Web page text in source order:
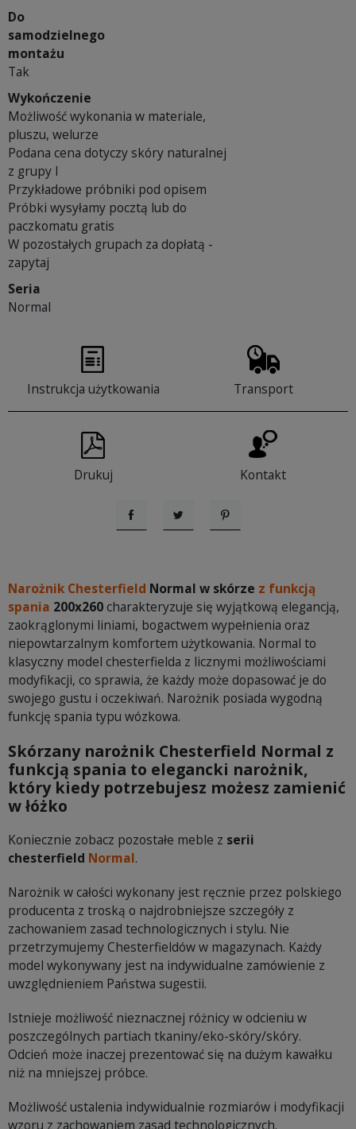
Do
samodzielnego
montażu
Tak
Wykończenie
Możliwość wykonania w materiale,
pluszu, welurze
Podana cena dotyczy skóry naturalnej
z grupy I
Przykładowe próbniki pod opisem
Próbki wysyłamy pocztą lub do
paczkomatu gratis
W pozostałych grupach za dopłatą -
zapytaj
Seria
Normal
Instrukcja użytkowania Transport
Drukuj Kontakt
UdostępnijTweetujPinterest
Narożnik Chesterfield Normal w skórze z funkcją
spania 200x260charakteryzuje się wyjątkową elegancją,
zaokrąglonymi liniami, bogactwem wypełnienia oraz
niepowtarzalnym komfortem użytkowania. Normal to
klasyczny model chesterfielda z licznymi możliwościami
modyfikacji, co sprawia, że każdy może dopasować je do
swojego gustu i oczekiwań. Narożnik posiada wygodną
funkcję spania typu wózkowa.
Skórzany narożnik Chesterfield Normal z
funkcją spania to elegancki narożnik,
który kiedy potrzebujesz możesz zamienić
w łóżko
Koniecznie zobacz pozostałe meble z serii
chesterfield Normal.
Narożnik w całości wykonany jest ręcznie przez polskiego
producenta z troską o najdrobniejsze szczegóły z
zachowaniem zasad technologicznych i stylu. Nie
przetrzymujemy Chesterfieldów w magazynach. Każdy
model wykonywany jest na indywidualne zamówienie z
uwzględnieniem Państwa sugestii.
Istnieje możliwość nieznacznej różnicy w odcieniu w
poszczególnych partiach tkaniny/eko-skóry/skóry.
Odcień może inaczej prezentować się na dużym kawałku
niż na mniejszej próbce.
Możliwość ustalenia indywidualnie rozmiarów i modyfikacji
wzoru z zachowaniem zasad technologicznych.